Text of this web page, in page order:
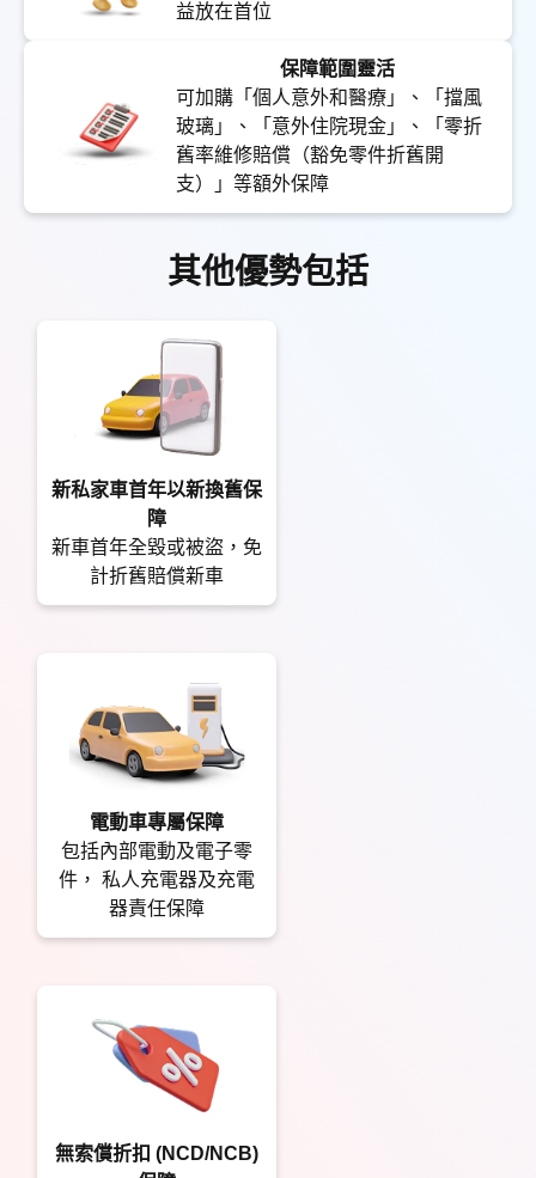
益放在首位
保障範圍靈活
可加購「個人意外和醫療」、「擋風
玻璃」、「意外住院現金」、「零折
舊率維修賠償（豁免零件折舊開
支）」等額外保障
其他優勢包括
新私家車首年以新換舊保
障
新車首年全毀或被盜，免
計折舊賠償新車
電動車專屬保障
包括內部電動及電子零
件， 私人充電器及充電
器責任保障
無索償折扣 (NCD/NCB)